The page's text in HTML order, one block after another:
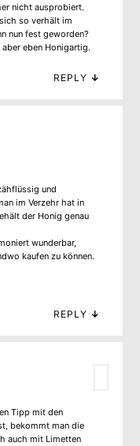
nicht ausprobiert.
so verhält im
nun fest geworden?
eben Honigartig.
REPLY ↓
und
im Verzehr hat in
der Honig genau
wunderbar,
kaufen zu können.
REPLY ↓
Tipp mit den
bekommt man die
auch mit Limetten